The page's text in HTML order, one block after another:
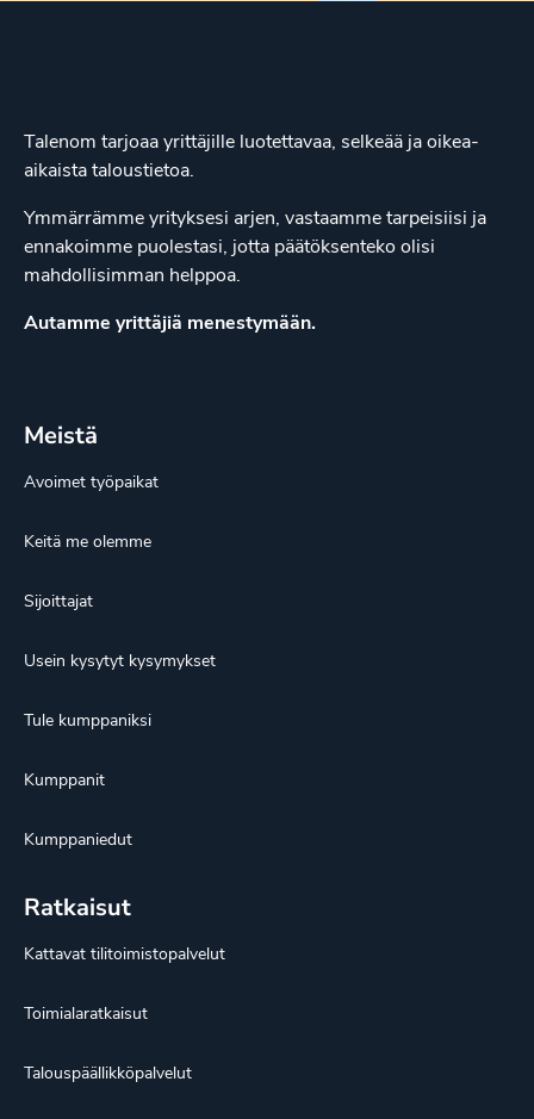
Talenom tarjoaa yrittäjille luotettavaa, selkeää ja oikea-
aikaista taloustietoa.
Ymmärrämme yrityksesi arjen, vastaamme tarpeisiisi ja
ennakoimme puolestasi, jotta päätöksenteko olisi
mahdollisimman helppoa.
Autamme yrittäjiä menestymään.
Meistä
Avoimet työpaikat
Keitä me olemme
Sijoittajat
Usein kysytyt kysymykset
Tule kumppaniksi
Kumppanit
Kumppaniedut
Ratkaisut
Kattavat tilitoimistopalvelut
Toimialaratkaisut
Talouspäällikköpalvelut